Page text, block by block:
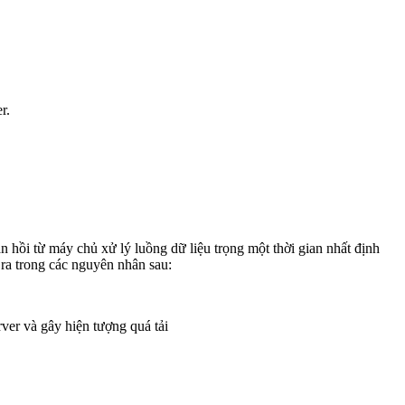
hồi từ máy chủ xử lý luồng dữ liệu trọng một thời gian nhất định
trong các nguyên nhân sau:
và gây hiện tượng quá tải